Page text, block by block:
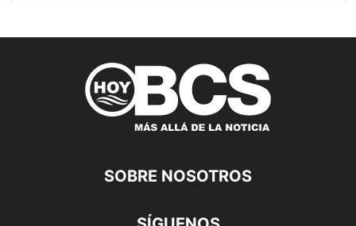
SOBRE NOSOTROS